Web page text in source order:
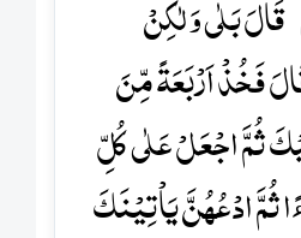
قَالَ بَلٰی وَ لٰکِنۡ
فَخُذۡ اَرۡبَعَۃً مِّنَ
ثُمَّ اجۡعَلۡ عَلٰی کُلِّ
ادۡعُہُنَّ یَاۡتِیۡنَکَ